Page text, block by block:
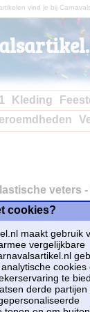
vind je bij
Kleding
veters -
grote elastische/
XL
veterschoenen:
en nette
tussen de
cookies?
maakt gebruik
vergelijkbare
cookies
te
derde partijen